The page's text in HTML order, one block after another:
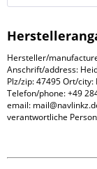
Hersteller/
Anschrift/address:
Plz/zip: 47495 Ort/
Telefon/phone: +49
email:
verantwortliche